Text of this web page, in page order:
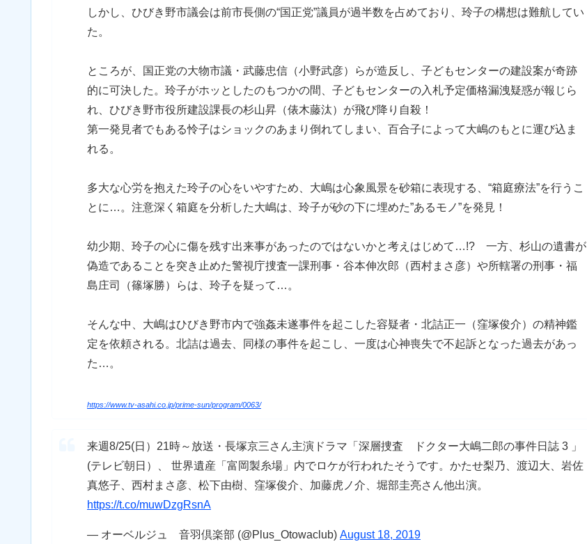
しかし、ひびき野市議会は前市長側の“国正党”議員が過半数を占めており、玲子の構想は難航してい
た。
ところが、国正党の大物市議・武藤忠信（小野武彦）らが造反し、子どもセンターの建設案が奇跡
的に可決した。玲子がホッとしたのもつかの間、子どもセンターの入札予定価格漏洩疑惑が報じら
れ、ひびき野市役所建設課長の杉山昇（俵木藤汰）が飛び降り自殺！
第一発見者でもある怜子はショックのあまり倒れてしまい、百合子によって大嶋のもとに運び込ま
れる。
多大な心労を抱えた玲子の心をいやすため、大嶋は心象風景を砂箱に表現する、“箱庭療法”を行うこ
とに…。注意深く箱庭を分析した大嶋は、玲子が砂の下に埋めた”あるモノ”を発見！
幼少期、玲子の心に傷を残す出来事があったのではないかと考えはじめて…!? 一方、杉山の遺書が
偽造であることを突き止めた警視庁捜査一課刑事・谷本伸次郎（西村まさ彦）や所轄署の刑事・福
島庄司（篠塚勝）らは、玲子を疑って…。
そんな中、大嶋はひびき野市内で強姦未遂事件を起こした容疑者・北詰正一（窪塚俊介）の精神鑑
定を依頼される。北詰は過去、同様の事件を起こし、一度は心神喪失で不起訴となった過去があっ
た…。
https://www.tv-asahi.co.jp/prime-sun/program/0063/
来週8/25(日）21時～放送・長塚京三さん主演ドラマ「深層捜査 ドクター大嶋二郎の事件日誌 3 」
(テレビ朝日）、 世界遺産「富岡製糸場」内でロケが行われたそうです。かたせ梨乃、渡辺大、岩佐
真悠子、西村まさ彦、松下由樹、窪塚俊介、加藤虎ノ介、堀部圭亮さん他出演。
https://t.co/muwDzgRsnA
— オーベルジュ 音羽倶楽部 (@Plus_Otowaclub) August 18, 2019